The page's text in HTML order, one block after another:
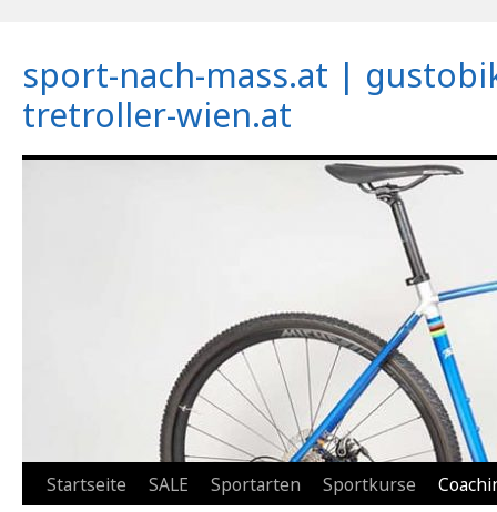
sport-nach-mass.at |
tretroller-wien.at
Zum
Startseite SALE Sportarten Sportkurse